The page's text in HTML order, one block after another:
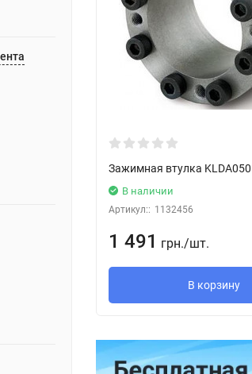
Зажимная втулка KLDA050
В наличии
Артикул:: 1132456
1 491 грн./шт.
В корзину